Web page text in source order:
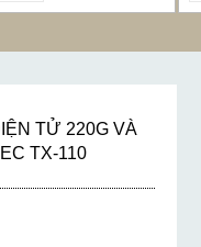
TỬ 220G VÀ
TX-110